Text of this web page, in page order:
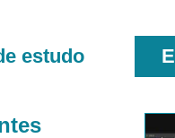
estudo